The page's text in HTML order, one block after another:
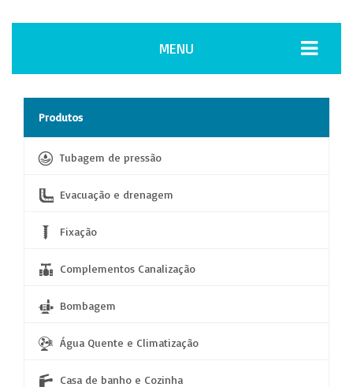
MENU
Produtos
Tubagem de pressão
Evacuação e drenagem
Fixação
Complementos Canalização
Bombagem
Água Quente e Climatização
Casa de banho e Cozinha